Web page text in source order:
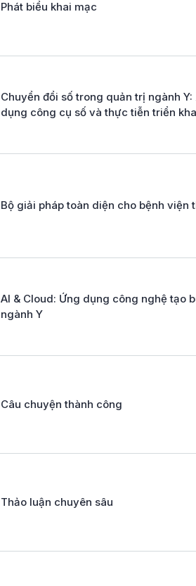
Phát biểu khai mạc
Chuyển đổi số trong quản trị ngành
dụng công cụ số và thực tiễn triển
Bộ giải pháp toàn diện cho bệnh viện
AI & Cloud: Ứng dụng công nghệ tạo
ngành Y
Câu chuyện thành công
Thảo luận chuyên sâu